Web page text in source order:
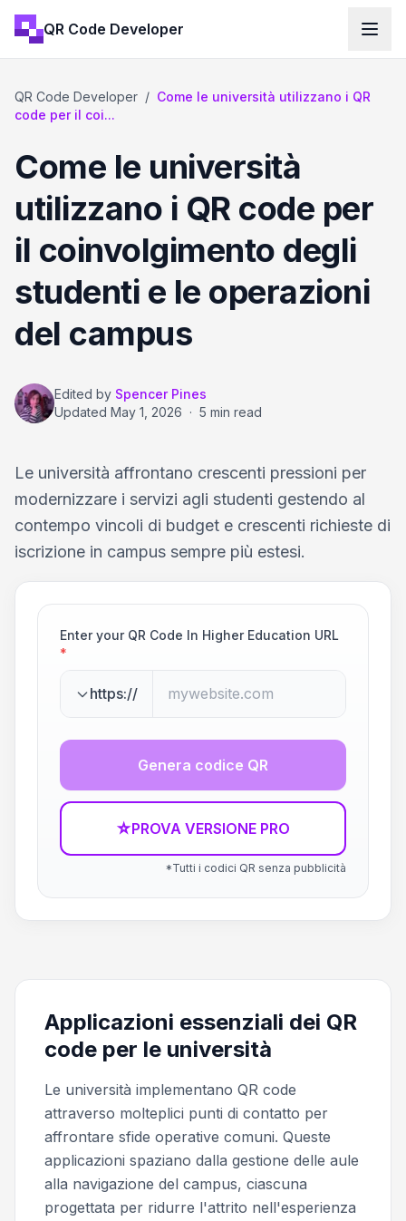
QR Code Developer
QR Code Developer / Come le università utilizzano i QR
code per il coi...
Come le università
utilizzano i QR code per
il coinvolgimento degli
studenti e le operazioni
del campus
Edited by Spencer Pines
Updated May 1, 2026 · 5 min read
Le università affrontano crescenti pressioni per
modernizzare i servizi agli studenti gestendo al
contempo vincoli di budget e crescenti richieste di
iscrizione in campus sempre più estesi.
Enter your QR Code In Higher Education URL
*
https://
Genera codice QR
☆PROVA VERSIONE PRO
*Tutti i codici QR senza pubblicità
Applicazioni essenziali dei QR
code per le università
Le università implementano QR code
attraverso molteplici punti di contatto per
affrontare sfide operative comuni. Queste
applicazioni spaziano dalla gestione delle aule
alla navigazione del campus, ciascuna
progettata per ridurre l'attrito nell'esperienza